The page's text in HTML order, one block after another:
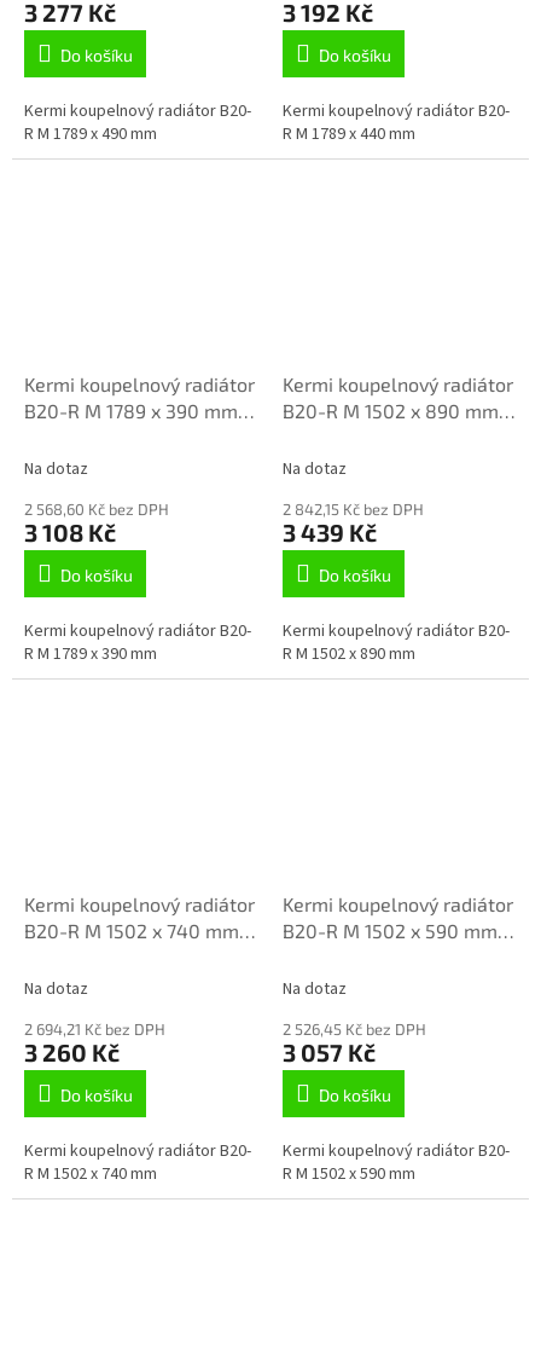
3 277 Kč
Do košíku
Kermi koupelnový radiátor B20-
R M 1789 x 490 mm
3 192 Kč
Do košíku
Kermi koupelnový radiátor B20-
R M 1789 x 440 mm
Kermi koupelnový radiátor
B20-R M 1789 x 390 mm
Na dotaz
2 568,60 Kč bez DPH
3 108 Kč
Do košíku
Kermi koupelnový radiátor B20-
R M 1789 x 390 mm
Kermi koupelnový radiátor
B20-R M 1502 x 890 mm
Na dotaz
2 842,15 Kč bez DPH
3 439 Kč
Do košíku
Kermi koupelnový radiátor B20-
R M 1502 x 890 mm
Kermi koupelnový radiátor
B20-R M 1502 x 740 mm
Na dotaz
2 694,21 Kč bez DPH
3 260 Kč
Do košíku
Kermi koupelnový radiátor B20-
R M 1502 x 740 mm
Kermi koupelnový radiátor
B20-R M 1502 x 590 mm
Na dotaz
2 526,45 Kč bez DPH
3 057 Kč
Do košíku
Kermi koupelnový radiátor B20-
R M 1502 x 590 mm